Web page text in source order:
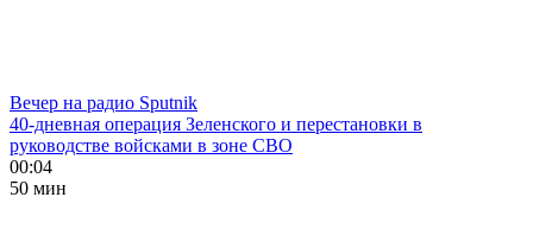
Вечер на радио Sputnik
40-дневная операция Зеленского и перестановки в
руководстве войсками в зоне СВО
00:04
50 мин